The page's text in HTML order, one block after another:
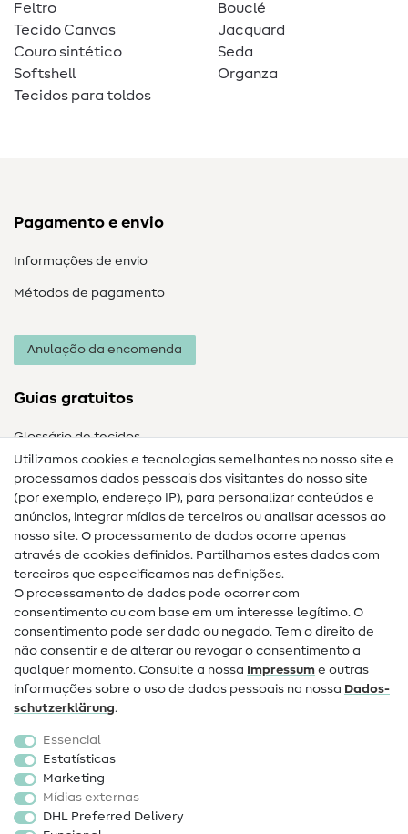
Feltro
Tecido Canvas
Couro sintético
Softshell
Tecidos para toldos
Bouclé
Jacquard
Seda
Organza
Pagamento e envio
Informações de envio
Métodos de pagamento
Anulação da encomenda
Guias gratuitos
Glossário de tecidos
Guias de costura
Ajuda e contacto
Contacto
Mudança de proprietário
Perguntas frequentes (FAQ)
Direito de cancelamento
Popular
Tecidos
Acessórios de costura
Promoção
Utilizamos cookies e tecnologias semelhantes no nosso site e
processamos dados pessoais dos visitantes do nosso site
(por exemplo, endereço IP), para personalizar conteúdos e
anúncios, integrar mídias de terceiros ou analisar acessos ao
nosso site. O processamento de dados ocorre apenas
através de cookies definidos. Partilhamos estes dados com
terceiros que especificamos nas definições.
O processamento de dados pode ocorrer com
consentimento ou com base em um interesse legítimo. O
consentimento pode ser dado ou negado. Tem o direito de
não consentir e de alterar ou revogar o consentimento a
qualquer momento. Consulte a nossa Impressum e outras
informações sobre o uso de dados pessoais na nossa Dados­
schutz­erklärung.
Essencial
Estatísticas
Marketing
Mídias externas
DHL Preferred Delivery